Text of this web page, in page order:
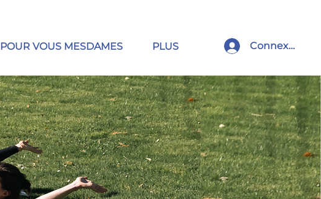
POUR VOUS MESDAMES PLUS Connexion